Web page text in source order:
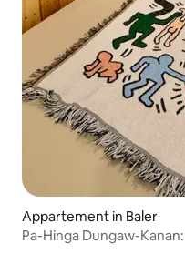
Appartement in Baler
Pa-Hinga Dungaw-